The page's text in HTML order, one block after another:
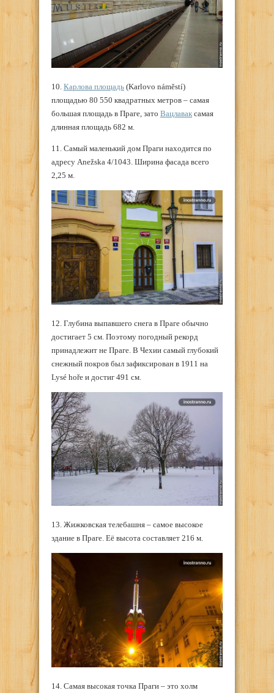
10. Карлова площадь (Karlovo náměstí)
площадью 80 550 квадратных метров – самая
большая площадь в Праге, зато Вацлавак самая
длинная площадь 682 м.
11. Самый маленький дом Праги находится по
адресу Anežska 4/1043. Ширина фасада всего
2,25 м.
12. Глубина выпавшего снега в Праге обычно
достигает 5 см. Поэтому погодный рекорд
принадлежит не Праге. В Чехии самый глубокий
снежный покров был зафиксирован в 1911 на
Lysé hoře и достиг 491 см.
13. Жижковская телебашня – самое высокое
здание в Праге. Её высота составляет 216 м.
14. Самая высокая точка Праги – это холм